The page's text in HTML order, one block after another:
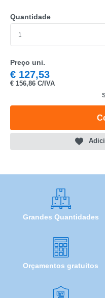
Quantidade
Preço uni.
€ 127,53
€ 156,86 C/IVA
Grandes Quantidades
Orçamentos gratuitos